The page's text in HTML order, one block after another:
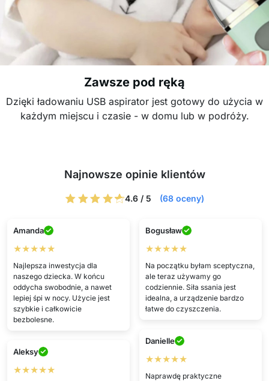
Zawsze pod ręką
Dzięki ładowaniu USB aspirator jest gotowy do użycia w
każdym miejscu i czasie - w domu lub w podróży.
Najnowsze opinie klientów
4.6 / 5 (68 oceny)
Amanda
★★★★★
Najlepsza inwestycja dla
naszego dziecka. W końcu
oddycha swobodnie, a nawet
lepiej śpi w nocy. Użycie jest
szybkie i całkowicie
bezbolesne.
Bogusław
★★★★★
Na początku byłam sceptyczna,
ale teraz używamy go
codziennie. Siła ssania jest
idealna, a urządzenie bardzo
łatwe do czyszczenia.
Danielle
★★★★★
Naprawdę praktyczne
Aleksy
★★★★★